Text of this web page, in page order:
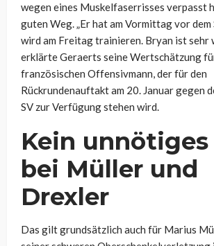
wegen eines Muskelfaserrisses verpasst
guten Weg.„Er hat am Vormittag vor
wird am Freitag trainieren. Bryan ist sehr
erklärte Geraerts seine Wertschätzung
französischen Offensivmann, der für den
Rückrundenauftakt am 20. Januar gegen
SV zur Verfügung stehen wird.
Kein unnötiges
bei Müller und
Drexler
Das gilt grundsätzlich auch für Marius